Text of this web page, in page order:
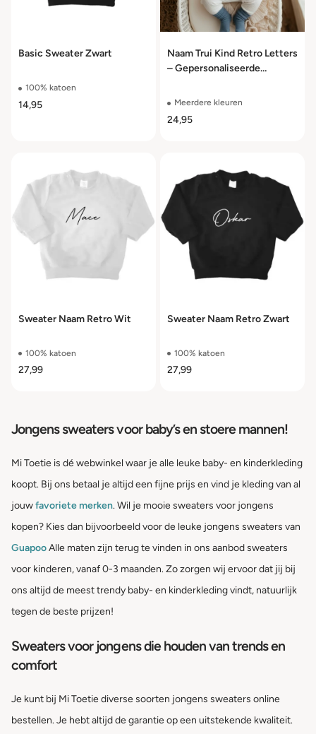
Basic Sweater Zwart
100% katoen
14,95
Naam Trui Kind Retro Letters
– Gepersonaliseerde
50 t/m 104
Meerdere kleuren
24,95
Sweater Naam Retro Wit
100% katoen
27,99
Sweater Naam Retro Zwart
100% katoen
27,99
Jongens sweaters voor baby’s en stoere mannen!
Mi Toetie is dé webwinkel waar je alle leuke baby- en kinderkleding
koopt. Bij ons betaal je altijd een fijne prijs en vind je kleding van al
jouwfavoriete merken. Wil je mooie sweaters voor jongens
kopen? Kies dan bijvoorbeeld voor de leuke jongens sweaters van
GuapooAlle maten zijn terug te vinden in ons aanbod sweaters
voor kinderen, vanaf 0-3 maanden. Zo zorgen wij ervoor dat jij bij
ons altijd de meest trendy baby- en kinderkleding vindt, natuurlijk
tegen de beste prijzen!
Sweaters voor jongens die houden van trends en
comfort
Je kunt bij Mi Toetie diverse soorten jongens sweaters online
bestellen. Je hebt altijd de garantie op een uitstekende kwaliteit.